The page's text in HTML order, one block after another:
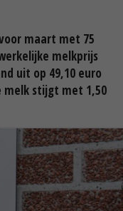
maart met 75
melkprijs
uit op 49,10 euro
melk stijgt met 1,50